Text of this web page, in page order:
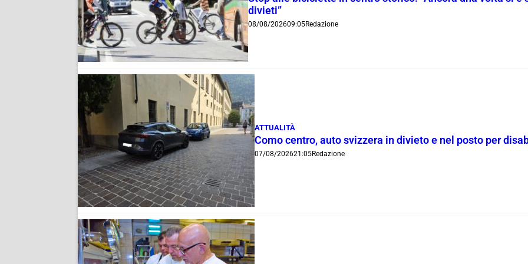
divieti”
08/08/202609:05Redazione
ATTUALITÀ
Como centro, auto svizzera in divieto e nel posto per
07/08/202621:05Redazione